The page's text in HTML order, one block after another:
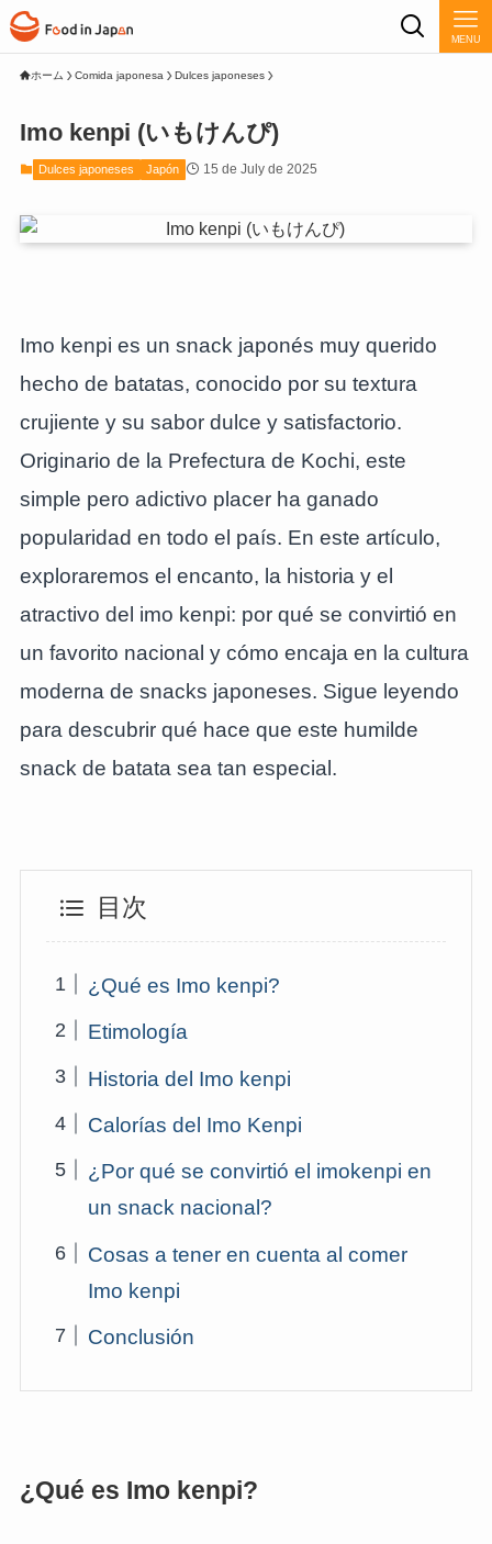
MENU
ホーム Comida japonesa Dulces japoneses
Imo kenpi (いもけんぴ)
Dulces japoneses Japón 15 de July de 2025
Imo kenpi es un snack japonés muy querido
hecho de batatas, conocido por su textura
crujiente y su sabor dulce y satisfactorio.
Originario de la Prefectura de Kochi, este
simple pero adictivo placer ha ganado
popularidad en todo el país. En este artículo,
exploraremos el encanto, la historia y el
atractivo del imo kenpi: por qué se convirtió en
un favorito nacional y cómo encaja en la cultura
moderna de snacks japoneses. Sigue leyendo
para descubrir qué hace que este humilde
snack de batata sea tan especial.
目次
¿Qué es Imo kenpi?
Etimología
Historia del Imo kenpi
Calorías del Imo Kenpi
¿Por qué se convirtió el imokenpi en
un snack nacional?
Cosas a tener en cuenta al comer
Imo kenpi
Conclusión
¿Qué es Imo kenpi?